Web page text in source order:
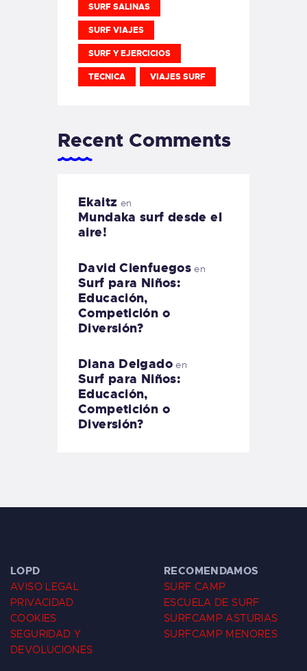
SURF SALINAS
SURF VIAJES
SURF Y EJERCICIOS
TECNICA VIAJES SURF
Recent Comments
Ekaitz en
Mundaka surf desde el
aire!
David Cienfuegos en
Surf para Niños:
Educación,
Competición o
Diversión?
Diana Delgadoen
Surf para Niños:
Educación,
Competición o
Diversión?
LOPD
AVISO LEGAL
PRIVACIDAD
COOKIES
SEGURIDAD Y
DEVOLUCIONES
RECOMENDAMOS
SURF CAMP
ESCUELA DE SURF
SURFCAMP ASTURIAS
SURFCAMP MENORES